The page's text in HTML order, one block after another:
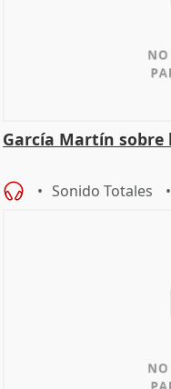
García Martín sobre
Sonido Totales